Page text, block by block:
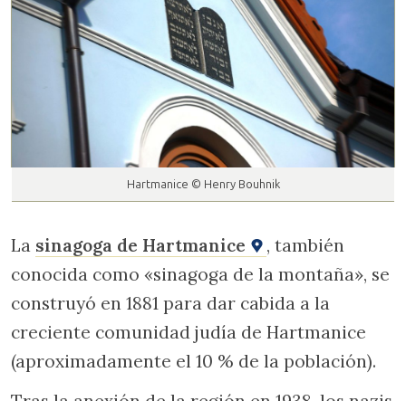
Hartmanice © Henry Bouhnik
La sinagoga de Hartmanice
, también
conocida como «sinagoga de la montaña», se
construyó en 1881 para dar cabida a la
creciente comunidad judía de Hartmanice
(aproximadamente el 10 % de la población).